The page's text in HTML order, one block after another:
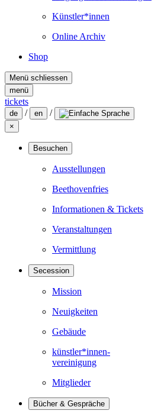
Künstler*innen
Online Archiv
Shop
Menü schliessen
menü
tickets
de / en /
×
Besuchen
Ausstellungen
Beethovenfries
Informationen & Tickets
Veranstaltungen
Vermittlung
Secession
Mission
Neuigkeiten
Gebäude
künstler*innen-
vereinigung
Mitglieder
Bücher & Gespräche